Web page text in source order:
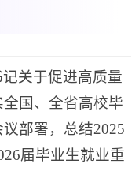
关于促进高质量
国、全省高校毕
部署，总结2025
届毕业生就业重